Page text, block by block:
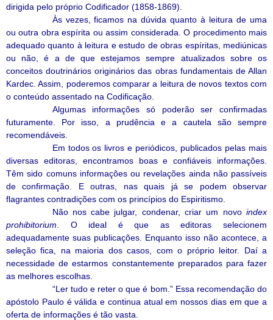
dirigida pelo próprio Codificador (1858-1869).
Às vezes, ficamos na dúvida quanto à leitura de uma
ou outra obra espírita ou assim considerada. O procedimento mais
adequado quanto à leitura e estudo de obras espíritas, mediúnicas
ou não, é a de que estejamos sempre atualizados sobre os
conceitos doutrinários originários das obras fundamentais de Allan
Kardec. Assim, poderemos comparar a leitura de novos textos com
o conteúdo assentado na Codificação.
Algumas informações só poderão ser confirmadas
futuramente. Por isso, a prudência e a cautela são sempre
recomendáveis.
Em todos os livros e periódicos, publicados pelas mais
diversas editoras, encontramos boas e confiáveis informações.
Têm sido comuns informações ou revelações ainda não passíveis
de confirmação. E outras, nas quais já se podem observar
flagrantes contradições com os princípios do Espiritismo.
Não nos cabe julgar, condenar, criar um novo index
prohibitorium . O ideal é que as editoras selecionem
adequadamente suas publicações. Enquanto isso não acontece, a
seleção fica, na maioria dos casos, com o próprio leitor. Daí a
necessidade de estarmos constantemente preparados para fazer
as melhores escolhas.
“Ler tudo e reter o que é bom.” Essa recomendação do
apóstolo Paulo é válida e continua atual em nossos dias em que a
oferta de informações é tão vasta.